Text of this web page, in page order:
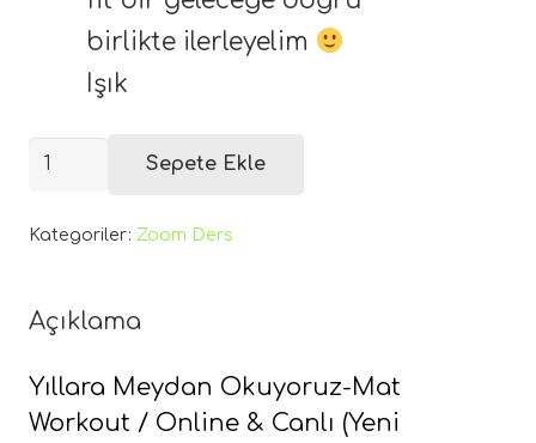
birlikte ilerleyelim
Işık
Yıllara
Okuyoruz-
Workout
Online
&
Sepete Ekle
Kategoriler: Zoom Ders
Açıklama
Yıllara Meydan Okuyoruz-Mat
Workout / Online & Canlı (Yeni